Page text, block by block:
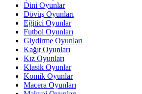
Dini Oyunlar
Dövüş Oyunları
Eğitici Oyunlar
Futbol Oyunları
Giydirme Oyunları
Kağıt Oyunları
Kız Oyunları
Klasik Oyunlar
Komik Oyunlar
Macera Oyunları